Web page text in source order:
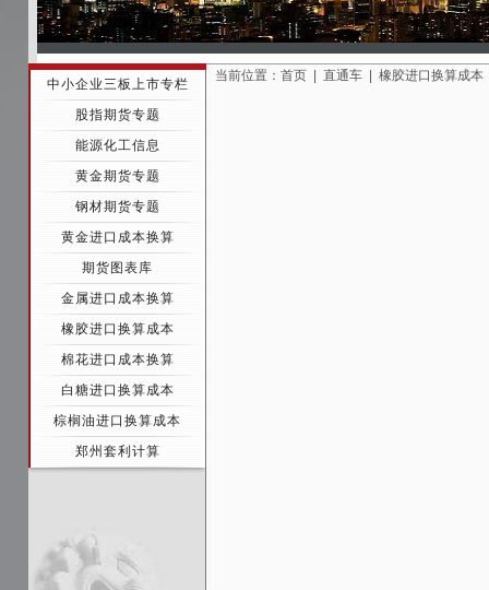
中小企业三板上市专栏
股指期货专题
能源化工信息
黄金期货专题
钢材期货专题
黄金进口成本换算
期货图表库
金属进口成本换算
橡胶进口换算成本
棉花进口成本换算
白糖进口换算成本
棕榈油进口换算成本
郑州套利计算
当前位置： 首页 直通车 橡胶进口换算成本